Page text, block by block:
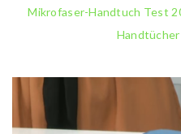
Mikrofaser-Handtuch Test